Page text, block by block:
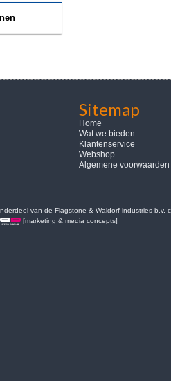
Sitemap
Home
Wat we bieden
Klantenservice
Webshop
Algemene voorwaarden
van de Flagstone & Waldorf industries b.v.
[marketing & media concepts]